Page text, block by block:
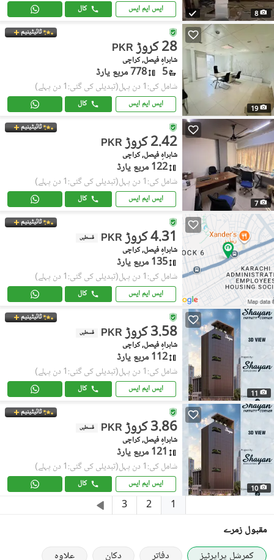
8 ایس ایم ایس کال
19
ٹائیٹینیم
PKR 28 کروڑ
شاہراہِ فیصل, کراچی
5 778 مربع یارڈ
شامل کی:1 دن پہل (تبدیلی کی گئی:1 دن پہلے)
ایس ایم ایس کال
7
ٹائیٹینیم
PKR 2.42 کروڑ
شاہراہِ فیصل, کراچی
122 مربع یارڈ
شامل کی:1 دن پہل (تبدیلی کی گئی:1 دن پہلے)
ایس ایم ایس کال
ٹائیٹینیم
PKR 4.31 کروڑ قسطیں
شاہراہِ فیصل, کراچی
135 مربع یارڈ
شامل کی:1 دن پہل (تبدیلی کی گئی:1 دن پہلے)
ایس ایم ایس کال
11
ٹائیٹینیم
PKR 3.58 کروڑ قسطیں
شاہراہِ فیصل, کراچی
112 مربع یارڈ
شامل کی:1 دن پہل (تبدیلی کی گئی:1 دن پہلے)
ایس ایم ایس کال
10
ٹائیٹینیم
PKR 3.86 کروڑ قسطیں
شاہراہِ فیصل, کراچی
121 مربع یارڈ
شامل کی:1 دن پہل (تبدیلی کی گئی:1 دن پہلے)
ایس ایم ایس کال
1
2
3
مقبول زمرے
کمرشل پراپرٹیز
دفاتر دکان علاوہ